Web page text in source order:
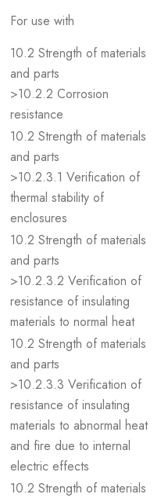
For use with
10.2 Strength of materials
and parts
>10.2.2 Corrosion
resistance
10.2 Strength of materials
and parts
>10.2.3.1 Verification of
thermal stability of
enclosures
10.2 Strength of materials
and parts
>10.2.3.2 Verification of
resistance of insulating
materials to normal heat
10.2 Strength of materials
and parts
>10.2.3.3 Verification of
resistance of insulating
materials to abnormal heat
and fire due to internal
electric effects
10.2 Strength of materials